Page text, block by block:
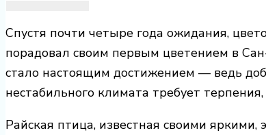
Спустя почти четыре года ожидания,
порадовал своим первым цветением в
стало настоящим достижением — ведь
нестабильного климата требует
Райская птица, известная своими